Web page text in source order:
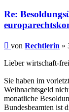
Re:
Beitrag
von Rechtlerin »
Lieber wirtschaft-
Sie haben im
Weihnachtsgeld
monatliche
Bundesbeamten ist